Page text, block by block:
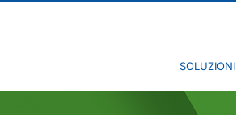
SOLUZIONI